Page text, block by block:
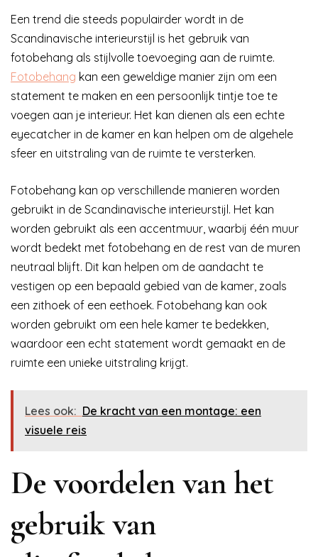
Een trend die steeds populairder wordt in de
Scandinavische interieurstijl is het gebruik van
fotobehang als stijlvolle toevoeging aan de ruimte.
Fotobehang kan een geweldige manier zijn om een
statement te maken en een persoonlijk tintje toe te
voegen aan je interieur. Het kan dienen als een echte
eyecatcher in de kamer en kan helpen om de algehele
sfeer en uitstraling van de ruimte te versterken.
Fotobehang kan op verschillende manieren worden
gebruikt in de Scandinavische interieurstijl. Het kan
worden gebruikt als een accentmuur, waarbij één muur
wordt bedekt met fotobehang en de rest van de muren
neutraal blijft. Dit kan helpen om de aandacht te
vestigen op een bepaald gebied van de kamer, zoals
een zithoek of een eethoek. Fotobehang kan ook
worden gebruikt om een hele kamer te bedekken,
waardoor een echt statement wordt gemaakt en de
ruimte een unieke uitstraling krijgt.
Lees ook: De kracht van een montage: een
visuele reis
De voordelen van het
gebruik van